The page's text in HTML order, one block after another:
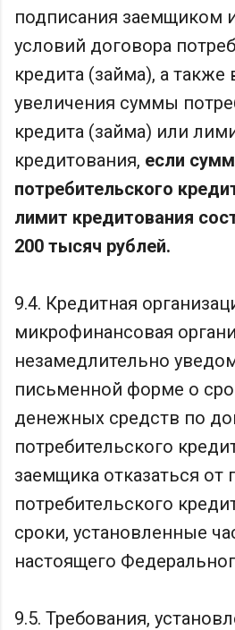
подписания заемщиком
условий договора
кредита (займа), а также
увеличения суммы
кредита (займа) или
кредитования, если
потребительского
лимит кредитования
200 тысяч рублей.
9.4. Кредитная
микрофинансовая
незамедлительно
письменной форме о
денежных средств по
потребительского
заемщика отказаться от
потребительского
сроки, установленные
настоящего
9.5. Требования,